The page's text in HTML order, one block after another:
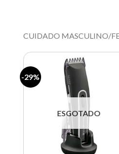
CUIDADO MASCULINO/
-29%
ESGOTADO